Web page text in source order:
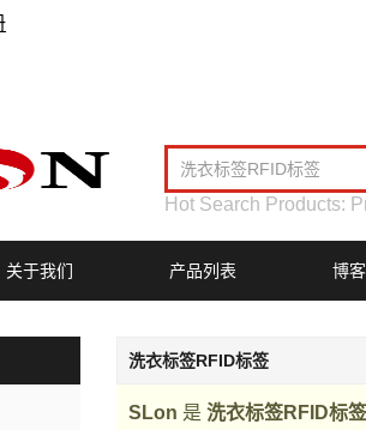
Hot Search Products:
关于我们 产品列表 博客
洗衣标签RFID标签
SLon 是 洗衣标签RFID标签